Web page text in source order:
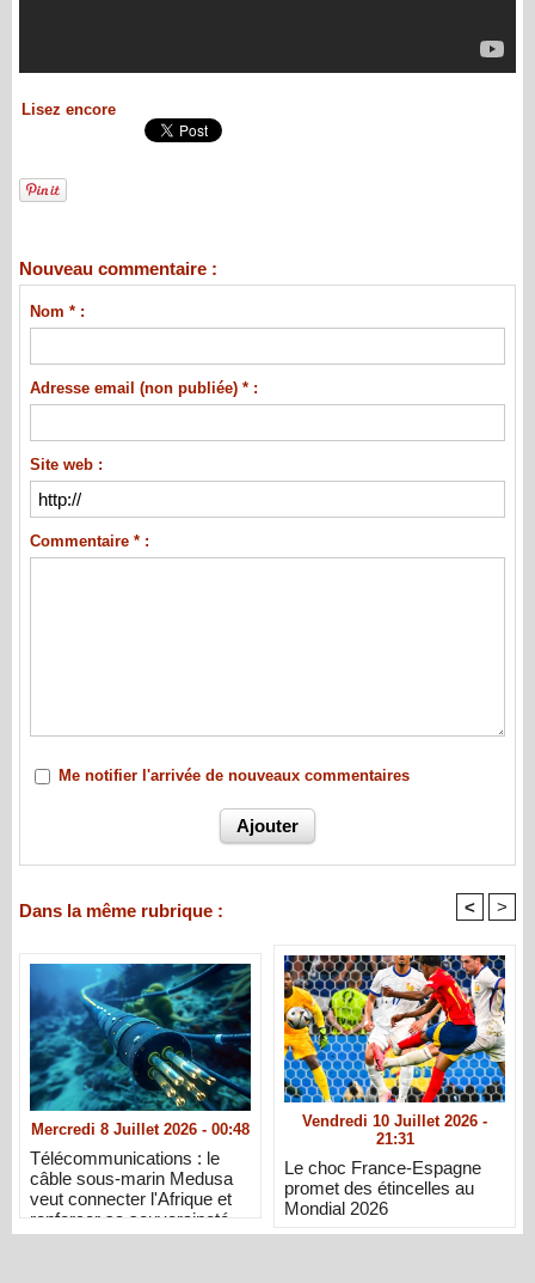
Lisez encore
Nouveau commentaire :
Nom * :
Adresse email (non publiée) * :
Site web :
Commentaire * :
Me notifier l'arrivée de nouveaux commentaires
Dans la même rubrique : < >
Mercredi 8 Juillet 2026 - 00:48
Télécommunications : le
câble sous-marin Medusa
veut connecter l'Afrique et
renforcer sa souveraineté
numérique
Vendredi 10 Juillet 2026 -
21:31
Le choc France-Espagne
promet des étincelles au
Mondial 2026